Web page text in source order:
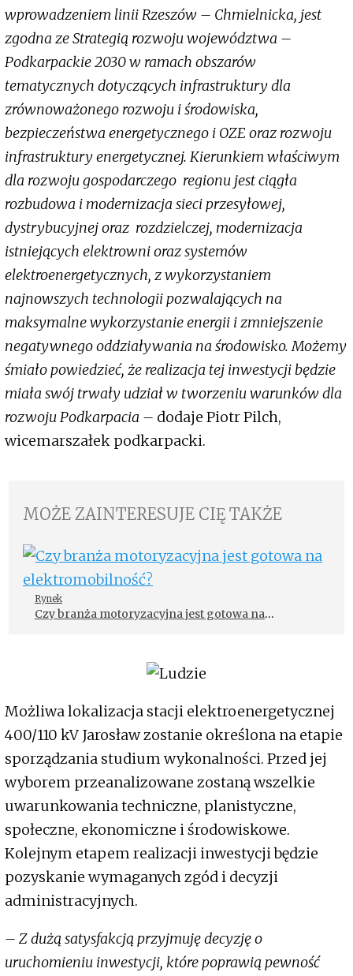
wprowadzeniem linii Rzeszów – Chmielnicka, jest
zgodna ze Strategią rozwoju województwa –
Podkarpackie 2030 w ramach obszarów
tematycznych dotyczących infrastruktury dla
zrównoważonego rozwoju i środowiska,
bezpieczeństwa energetycznego i OZE oraz rozwoju
infrastruktury energetycznej. Kierunkiem właściwym
dla rozwoju gospodarczego regionu jest ciągła
rozbudowa i modernizacja sieci przesyłowej,
dystrybucyjnej oraz rozdzielczej, modernizacja
istniejących elektrowni oraz systemów
elektroenergetycznych, z wykorzystaniem
najnowszych technologii pozwalających na
maksymalne wykorzystanie energii i zmniejszenie
negatywnego oddziaływania na środowisko. Możemy
śmiało powiedzieć, że realizacja tej inwestycji będzie
miała swój trwały udział w tworzeniu warunków dla
rozwoju Podkarpacia – dodaje Piotr Pilch,
wicemarszałek podkarpacki.
MOŻE ZAINTERESUJE CIĘ TAKŻE
Rynek
Czy branża motoryzacyjna jest gotowa na
Możliwa lokalizacja stacji elektroenergetycznej
400/110 kV Jarosław zostanie określona na etapie
sporządzania studium wykonalności. Przed jej
wyborem przeanalizowane zostaną wszelkie
uwarunkowania techniczne, planistyczne,
społeczne, ekonomiczne i środowiskowe.
Kolejnym etapem realizacji inwestycji będzie
pozyskanie wymaganych zgód i decyzji
administracyjnych.
– Z dużą satysfakcją przyjmuję decyzję o
uruchomieniu inwestycji, które poprawią pewność